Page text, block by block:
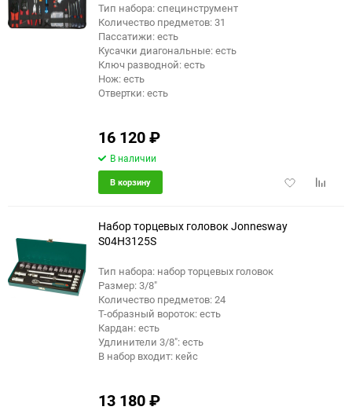
Тип набора: специнструмент
Количество предметов: 31
Пассатижи: есть
Кусачки диагональные: есть
Ключ разводной: есть
Нож: есть
Отвертки: есть
16 120₽
В наличии
Добавить
В корзину
Набор торцевых головок Jonnesway
S04H3125S
Тип набора: набор торцевых головок
Размер: 3/8"
Количество предметов: 24
Т-образный вороток: есть
Кардан: есть
Удлинители 3/8": есть
В набор входит: кейс
13 180₽